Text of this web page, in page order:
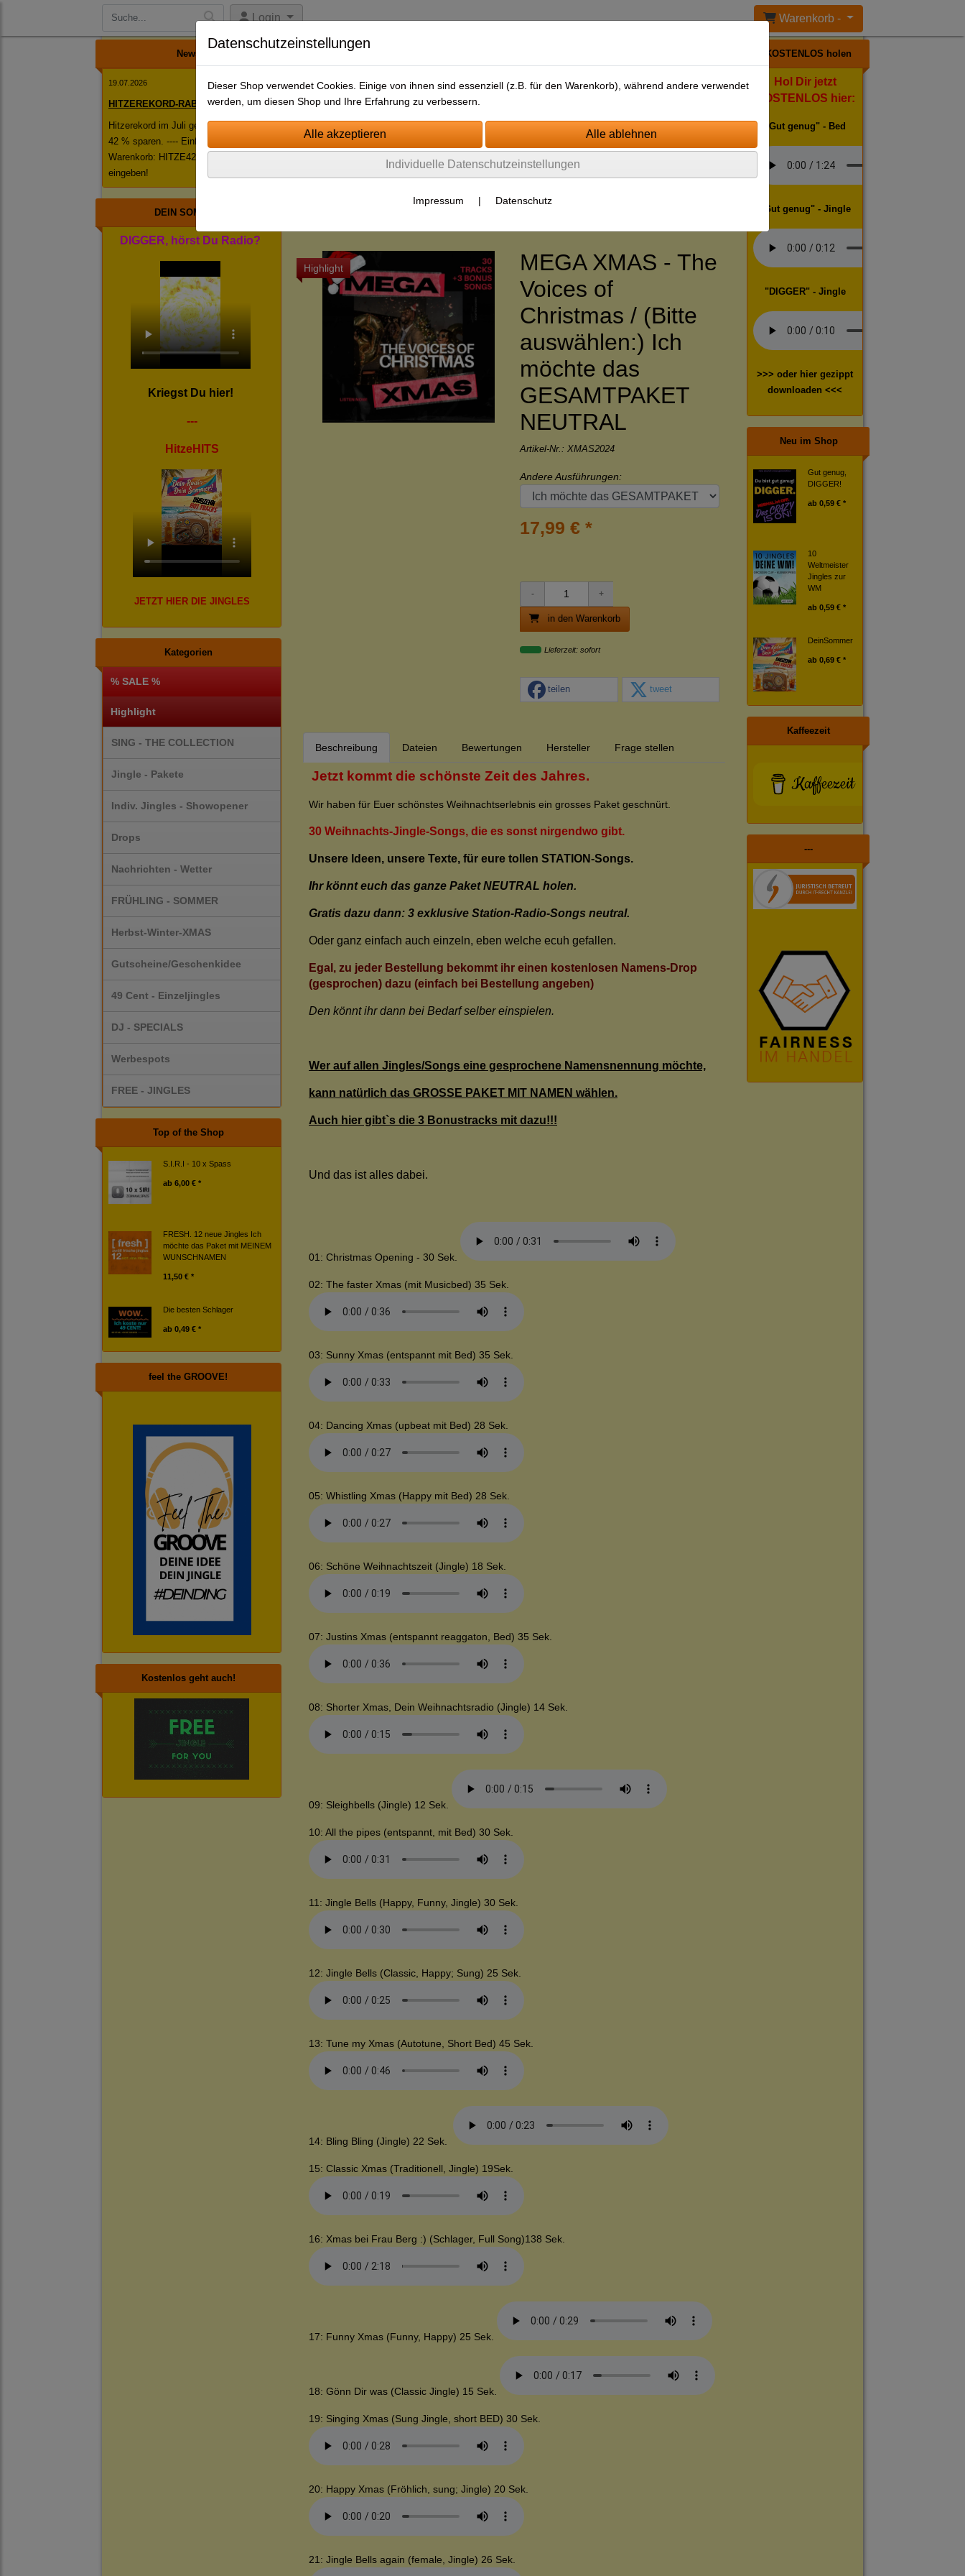
Login Warenkorb -
News
19.07.2026
HITZEREKORD-RABATT!
Hitzerekord im Juli geknackt! ------ Jetzt
42 % sparen. ---- Einfach im
Warenkorb: HITZE42 als Rabattcode
eingeben!
DEIN SOMMER
DIGGER, hörst Du Radio?
Kriegst Du hier!
---
HitzeHITS
JETZT HIER DIE JINGLES
Kategorien
% SALE %
Highlight
SING - THE COLLECTION
Jingle - Pakete
Indiv. Jingles - Showopener
Drops
Nachrichten - Wetter
FRÜHLING - SOMMER
Herbst-Winter-XMAS
Gutscheine/Geschenkidee
49 Cent - Einzeljingles
DJ - SPECIALS
Werbespots
FREE - JINGLES
Top of the Shop
S.I.R.I - 10 x Spass
ab 6,00 € *
FRESH. 12 neue Jingles Ich
möchte das Paket mit MEINEM
WUNSCHNAMEN
11,50 € *
Die besten Schlager
ab 0,49 € *
feel the GROOVE!
Kostenlos geht auch!
Startseite
Pakete - neutral
Highlight
MEGA XMAS - The
Voices of
Christmas / (Bitte
auswählen:) Ich
möchte das
GESAMTPAKET
NEUTRAL
Artikel-Nr.: XMAS2024
Andere Ausführungen:
17,99 € *
in den Warenkorb
Lieferzeit: sofort
teilen tweet
Beschreibung Dateien Bewertungen Hersteller Frage stellen
Jetzt kommt die schönste Zeit des Jahres.
Wir haben für Euer schönstes Weihnachtserlebnis ein grosses Paket geschnürt.
30 Weihnachts-Jingle-Songs, die es sonst nirgendwo gibt.
Unsere Ideen, unsere Texte, für eure tollen STATION-Songs.
Ihr könnt euch das ganze Paket NEUTRAL holen.
Gratis dazu dann: 3 exklusive Station-Radio-Songs neutral.
Oder ganz einfach auch einzeln, eben welche ecuh gefallen.
Egal, zu jeder Bestellung bekommt ihr einen kostenlosen Namens-Drop
(gesprochen) dazu (einfach bei Bestellung angeben)
Den könnt ihr dann bei Bedarf selber einspielen.
Wer auf allen Jingles/Songs eine gesprochene Namensnennung möchte,
kann natürlich das GROSSE PAKET MIT NAMEN wählen.
Auch hier gibt`s die 3 Bonustracks mit dazu!!!
Und das ist alles dabei.
01: Christmas Opening - 30 Sek.
02: The faster Xmas (mit Musicbed) 35 Sek.
03: Sunny Xmas (entspannt mit Bed) 35 Sek.
04: Dancing Xmas (upbeat mit Bed) 28 Sek.
05: Whistling Xmas (Happy mit Bed) 28 Sek.
06: Schöne Weihnachtszeit (Jingle) 18 Sek.
07: Justins Xmas (entspannt reaggaton, Bed) 35 Sek.
08: Shorter Xmas, Dein Weihnachtsradio (Jingle) 14 Sek.
09: Sleighbells (Jingle) 12 Sek.
10: All the pipes (entspannt, mit Bed) 30 Sek.
11: Jingle Bells (Happy, Funny, Jingle) 30 Sek.
12: Jingle Bells (Classic, Happy; Sung) 25 Sek.
13: Tune my Xmas (Autotune, Short Bed) 45 Sek.
14: Bling Bling (Jingle) 22 Sek.
15: Classic Xmas (Traditionell, Jingle) 19Sek.
16: Xmas bei Frau Berg :) (Schlager, Full Song)138 Sek.
17: Funny Xmas (Funny, Happy) 25 Sek.
18: Gönn Dir was (Classic Jingle) 15 Sek.
19: Singing Xmas (Sung Jingle, short BED) 30 Sek.
20: Happy Xmas (Fröhlich, sung; Jingle) 20 Sek.
21: Jingle Bells again (female, Jingle) 26 Sek.
KOSTENLOS holen
Hol Dir jetzt
KOSTENLOS hier:
"Gut genug" - Bed
"Gut genug" - Jingle
"DIGGER" - Jingle
>>> oder hier gezippt
downloaden <<<
Neu im Shop
Gut genug,
DIGGER!
ab 0,59 € *
10
Weltmeister
Jingles zur
WM
ab 0,59 € *
DeinSommer
ab 0,69 € *
Kaffeezeit
Kaffeezeit
---
Datenschutzeinstellungen
Dieser Shop verwendet Cookies. Einige von ihnen sind essenziell (z.B. für den Warenkorb), während andere verwendet
werden, um diesen Shop und Ihre Erfahrung zu verbessern.
Individuelle Datenschutzeinstellungen
Impressum | Datenschutz